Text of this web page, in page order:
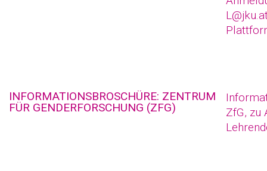
INFORMATIONSBROSCHÜRE: ZENTRUM
FÜR GENDERFORSCHUNG (ZFG)
ZfG, zu